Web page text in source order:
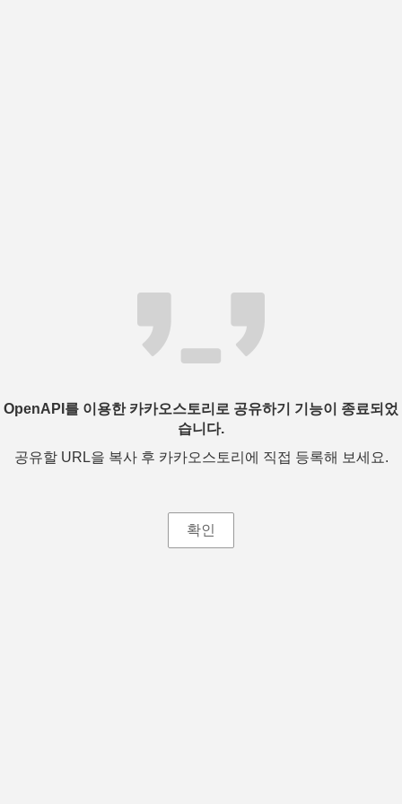
OpenAPI를 이용한 카카오스토리로 공유하기 기능이 종료되었
습니다.
공유할 URL을 복사 후 카카오스토리에 직접 등록해 보세요.
확인